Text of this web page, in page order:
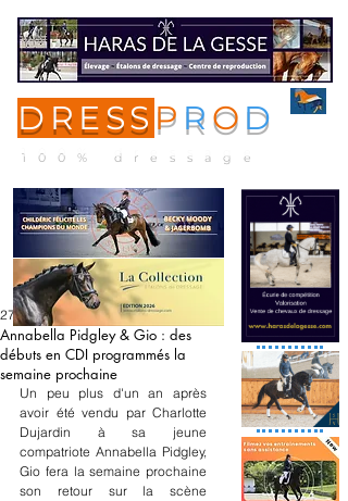
DRESS P R O D
100% dressage
Annabella Pidgley & Gio : des
débuts en CDI programmés la
semaine prochaine
27 nov. 2022
Un peu plus d'un an après
avoir été vendu par Charlotte
Dujardin à sa jeune
compatriote Annabella Pidgley,
Gio fera la semaine prochaine
son retour sur la scène